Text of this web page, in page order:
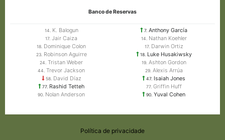
Banco de Reservas
14. K. Balogun
17. Jair Caiza
18. Dominique Colon
23.Robinson Aguirre
24. Tristan Weber
44. Trevor Jackson
58.David Díaz
77. Rashid Tetteh
90. Nolan Anderson
7. Anthony García
14. Nathan Koehler
17.Darwin Ortiz
18.Luke Husakiwsky
19.Ashton Gordon
29.Alexis Arrúa
47. Isaiah Jones
77.Griffin Huff
90. Yuval Cohen
Política de privacidade